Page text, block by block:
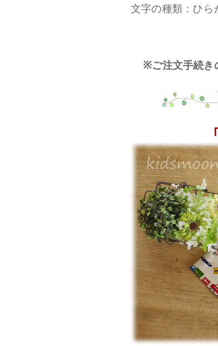
文字の種類：ひ
※ご注文手続き